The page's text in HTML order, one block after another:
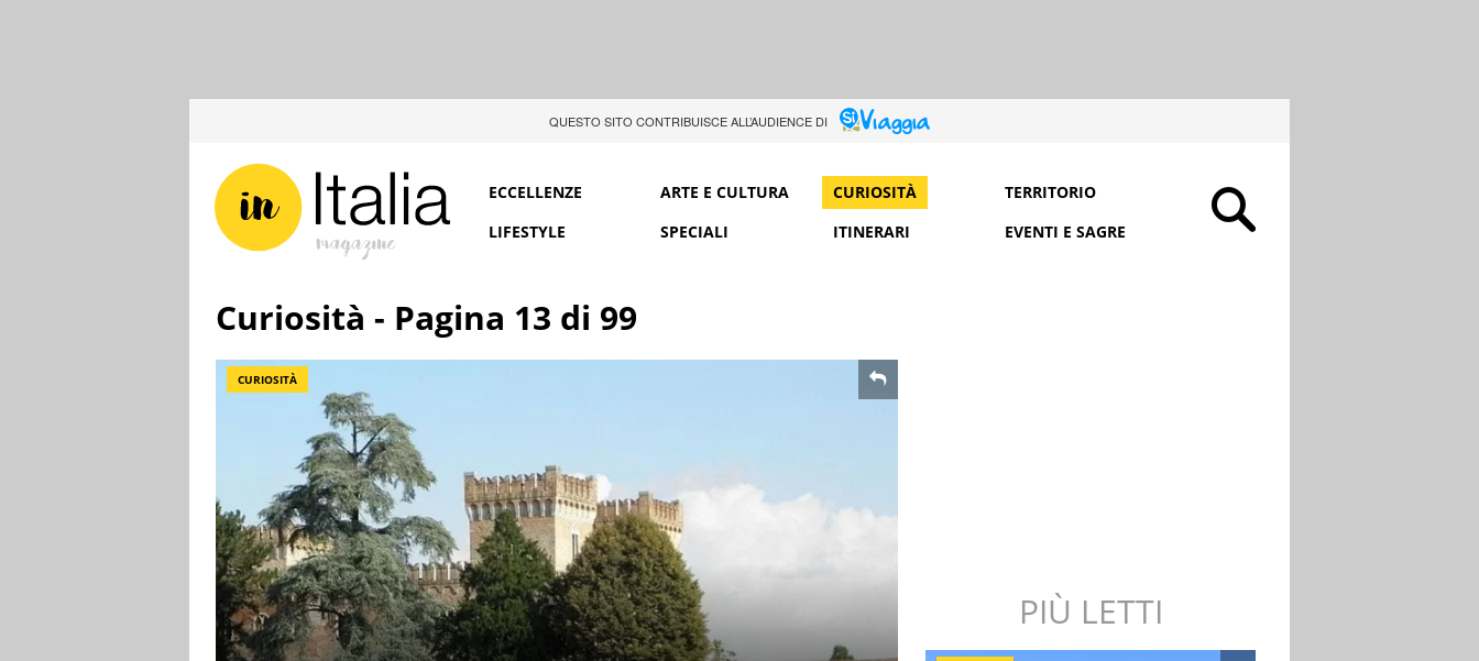
QUESTO SITO CONTRIBUISCE ALL’AUDIENCE DI
ECCELLENZE ARTE E CULTURA CURIOSITÀ
TERRITORIO
LIFESTYLE
SPECIALI ITINERARI EVENTI E SAGRE
Curiosità - Pagina 13 di 99
CURIOSITÀ
PIÙ LETTI